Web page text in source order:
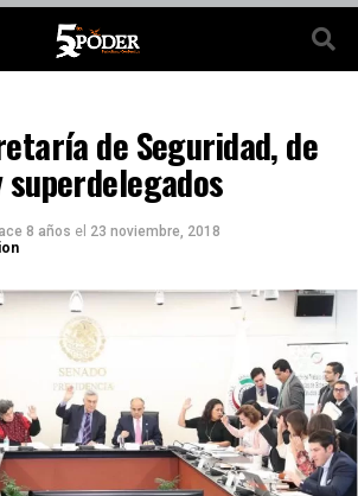
de Seguridad, de
8 años el 23 noviembre, 2018